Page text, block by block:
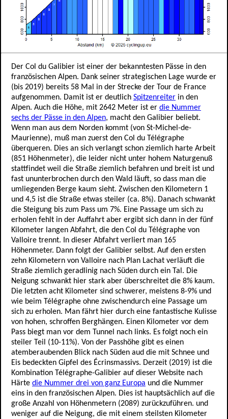
Der Col du Galibier ist einer der bekanntesten Pässe in den
französischen Alpen. Dank seiner strategischen Lage wurde er
(bis 2019) bereits 58 Mal in der Strecke der Tour de France
aufgenommen. Damit ist er deutlich Spitzenreiter in den
Alpen. Auch die Höhe, mit 2642 Meter ist er die Nummer
sechs der Pässe in den Alpen, macht den Galibier beliebt.
Wenn man aus dem Norden kommt (von St-Michel-de-
Maurienne), muß man zuerst den Col du Télégraphe
überqueren. Dies an sich verlangt schon ziemlich harte Arbeit
(851 Höhenmeter), die leider nicht unter hohem Naturgenuß
stattfindet weil die Straße ziemlich befahren und breit ist und
fast ununterbrochen durch den Wald läuft, so dass man die
umliegenden Berge kaum sieht. Zwischen den Kilometern 1
und 4,5 ist die Straße etwas steiler (ca. 8%). Danach schwankt
die Steigung bis zum Pass um 7%. Eine Passage um sich zu
erholen fehlt in der Auffahrt aber ergibt sich dann in der fünf
Kilometer langen Abfahrt, die den Col du Télégraphe von
Valloire trennt. In dieser Abfahrt verliert man 165
Höhenmeter. Dann folgt der Galibier selbst. Auf den ersten
zehn Kilometern von Valloire nach Plan Lachat verläuft die
Straße ziemlich geradlinig nach Süden durch ein Tal. Die
Neigung schwankt hier stark aber überschreitet die 8% kaum.
Die letzten acht Kilometer sind schwerer, meistens 8-9% und
wie beim Télégraphe ohne zwischendurch eine Passage um
sich zu erholen. Man fährt hier durch eine fantastische Kulisse
von hohen, schroffen Berghängen. Einen Kilometer vor dem
Pass biegt man vor dem Tunnel nach links. Es folgt noch ein
steiler Teil (10-11%). Von der Passhöhe gibt es einen
atemberaubenden Blick nach Süden aud die mit Schnee und
Eis bedeckten Gipfel des Écrinsmassivs. Derzeit (2019) ist die
Kombination Télégraphe-Galibier auf dieser Website nach
Härte die Nummer drei von ganz Europa und die Nummer
eins in den französischen Alpen. Dies ist hauptsächlich auf die
große Anzahl von Höhenmetern (2089) zurückzuführen. und
weniger auf die Neigung, die mit einem steilsten Kilometer